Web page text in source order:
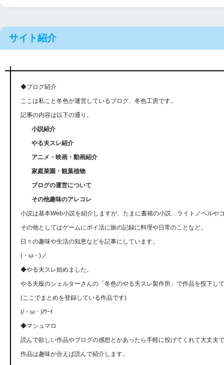
サイト紹介
◆ブログ紹介
ここは私こと冬色が運営しているブログ、冬色工房です。
記事の内容は以下の通り。
小説紹介
やる夫スレ紹介
アニメ・映画・動画紹介
家庭菜園・観葉植物
ブログの運営について
その他趣味のアレコレ
小説は基本Web小説を紹介しますが、たまに書籍の小説…ライトノベルや
その他としてはゲームにポイ活に旅の記録に料理や日常のことなど。
日々の趣味や生活の知恵などを記事にしています。
(・ω・)ノ
◆やる夫スレ始めました。
やる夫板のシェルターさんの「冬色のやる夫スレ製作所」で作品を投下し
(ここでまとめを登録している作品です)
(/・ω・)/ﾜｰｲ
◆マシュマロ
読んで欲しい作品やブログの感想とかあったら手軽に投げてくれて大丈夫
作品は趣味が合えば読んで紹介します。